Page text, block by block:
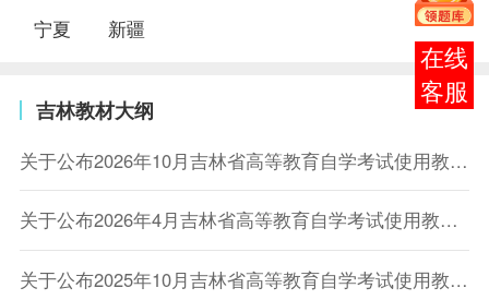
宁夏
新疆
吉林教材大纲
关于公布2026年10月吉林省高等教育自学考试使用教材目录的通知
关于公布2026年4月吉林省高等教育自学考试使用教材目录的通知
关于公布2025年10月吉林省高等教育自学考试使用教材目录的通知
报考
咨询